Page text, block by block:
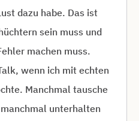
dazu habe. Das ist
sein muss und
machen muss.
wenn ich mit echten
Manchmal tausche
unterhalten